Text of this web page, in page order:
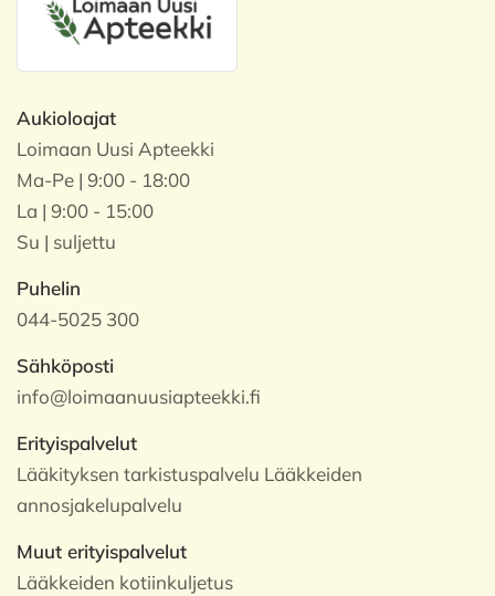
Aukioloajat
Loimaan Uusi Apteekki
Ma-Pe | 9:00 - 18:00
La | 9:00 - 15:00
Su | suljettu
Puhelin
044-5025 300
Sähköposti
info@loimaanuusiapteekki.fi
Erityispalvelut
Lääkityksen tarkistuspalvelu Lääkkeiden
annosjakelupalvelu
Muut erityispalvelut
Lääkkeiden kotiinkuljetus